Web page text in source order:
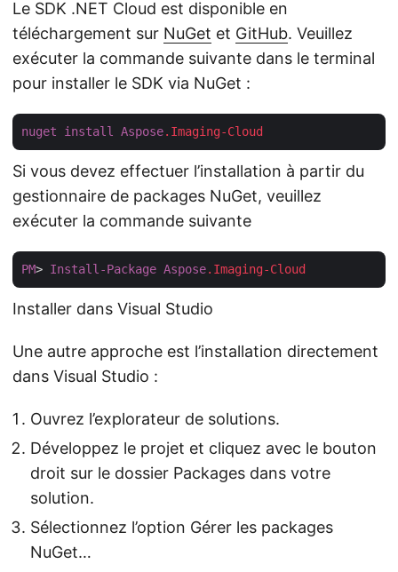
Le SDK .NET Cloud est disponible en
téléchargement sur NuGet et GitHub. Veuillez
exécuter la commande suivante dans le terminal
pour installer le SDK via NuGet :
nuget install Aspose.Imaging-Cloud
Si vous devez effectuer l’installation à partir du
gestionnaire de packages NuGet, veuillez
exécuter la commande suivante
PM> Install-Package Aspose.Imaging-Cloud
Installer dans Visual Studio
Une autre approche est l’installation directement
dans Visual Studio :
Ouvrez l’explorateur de solutions.
Développez le projet et cliquez avec le bouton
droit sur le dossier Packages dans votre
solution.
Sélectionnez l’option Gérer les packages
NuGet…